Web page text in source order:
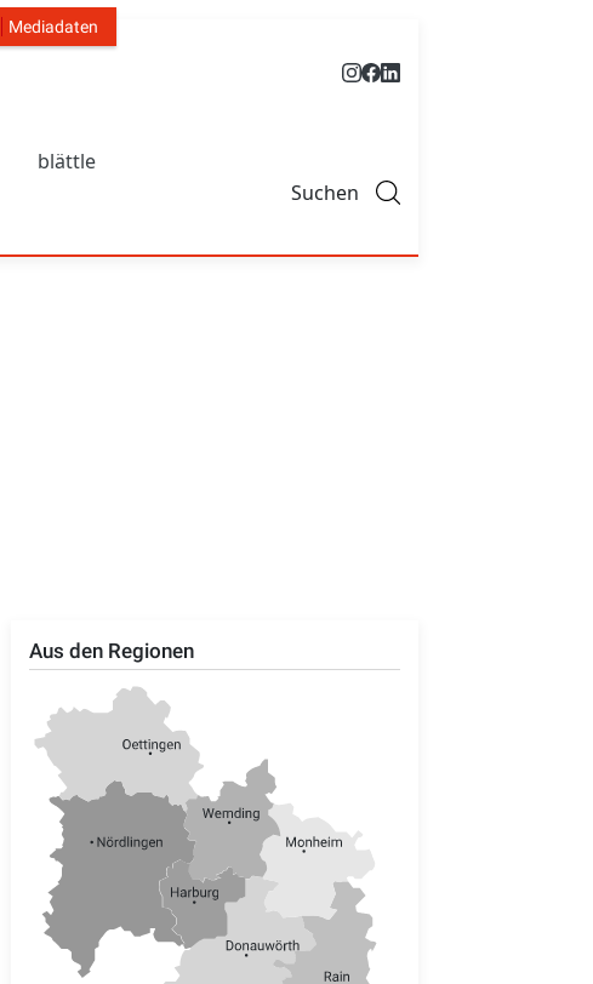
Mediadaten
blättle
Suchen
Aus den Regionen